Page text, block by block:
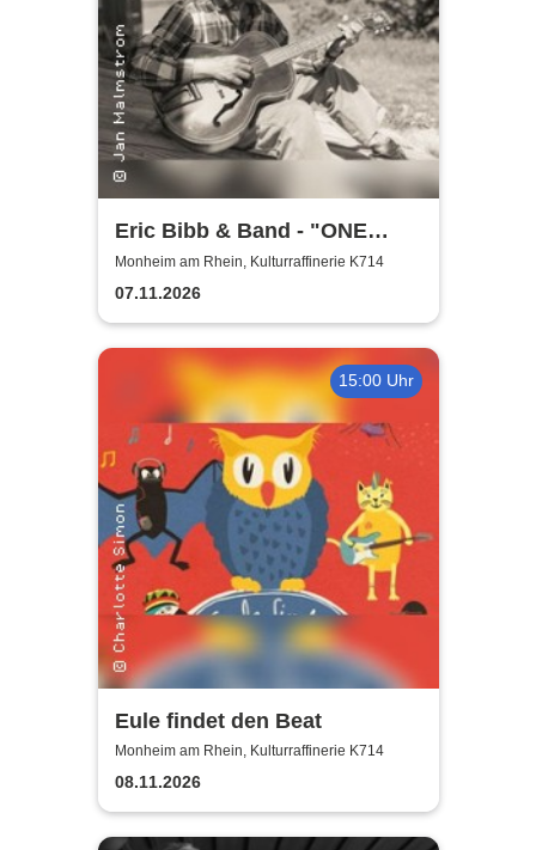
Eric Bibb & Band - "ONE
MISSISSIPPI" World Tour
2026
Monheim am Rhein, Kulturraffinerie K714
07.11.2026
15:00 Uhr
Eule findet den Beat
Monheim am Rhein, Kulturraffinerie K714
08.11.2026